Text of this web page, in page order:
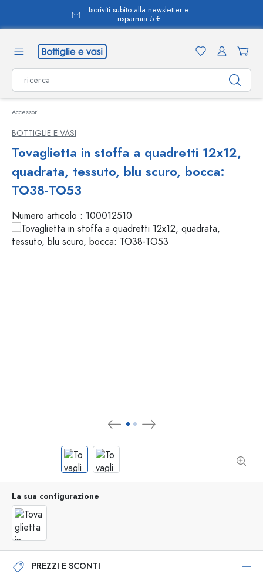
Iscriviti subito alla newsletter e
risparmia 5 €
Accessori
BOTTIGLIE E VASI
Tovaglietta in stoffa a quadretti 12x12,
quadrata, tessuto, blu scuro, bocca:
TO38-TO53
Numero articolo : 100012510
La sua configurazione
PREZZI E SCONTI